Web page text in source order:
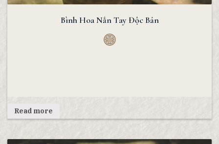
Bình Hoa Nắn Tay Độc Bản
Read more